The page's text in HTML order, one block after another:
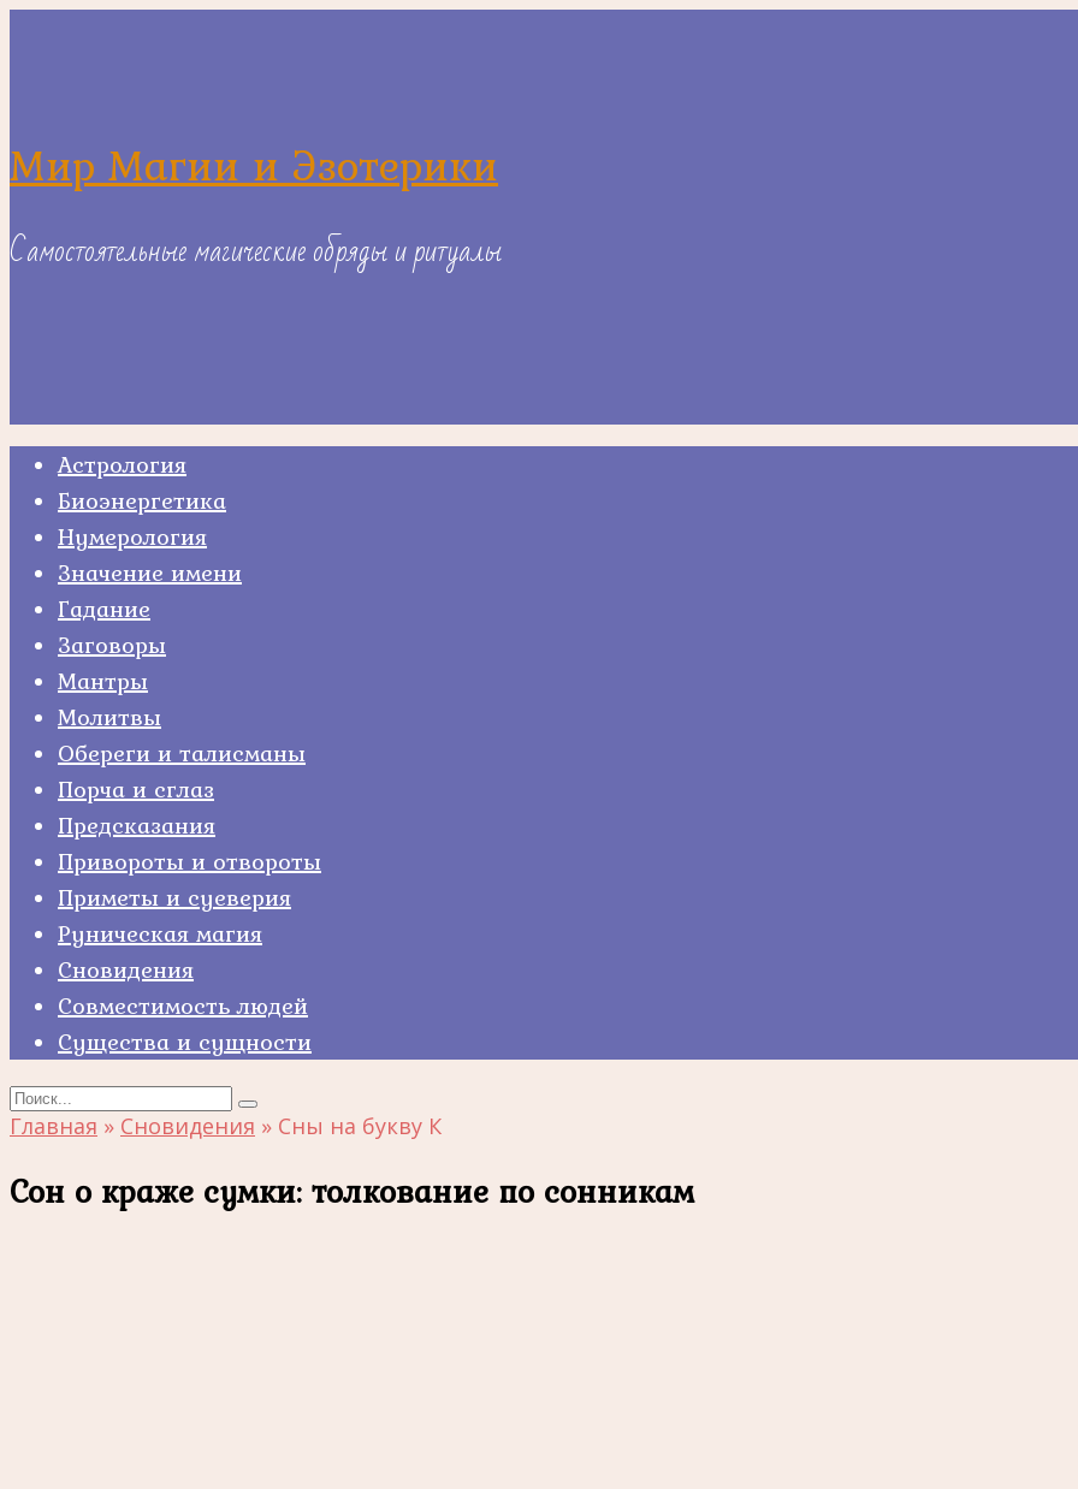
Мир Магии и Эзотерики
Самостоятельные магические обряды и ритуалы
Астрология
Биоэнергетика
Нумерология
Значение имени
Гадание
Заговоры
Мантры
Молитвы
Обереги и талисманы
Порча и сглаз
Предсказания
Привороты и отвороты
Приметы и суеверия
Руническая магия
Сновидения
Совместимость людей
Существа и сущности
Search
for:
Главная » Сновидения » Сны на букву К
Сон о краже сумки: толкование по сонникам